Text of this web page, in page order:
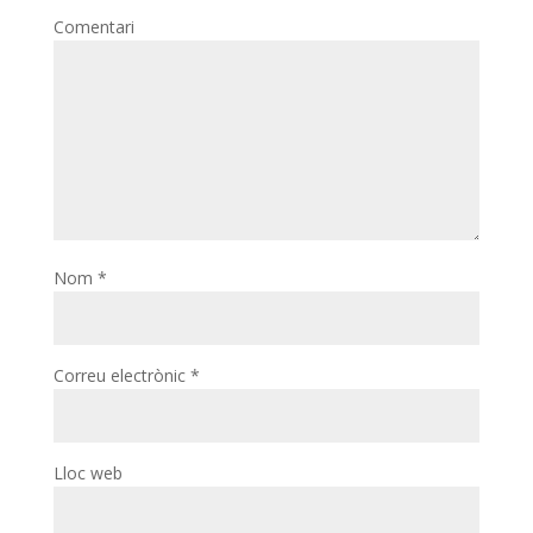
Comentari
Nom *
Correu electrònic *
Lloc web